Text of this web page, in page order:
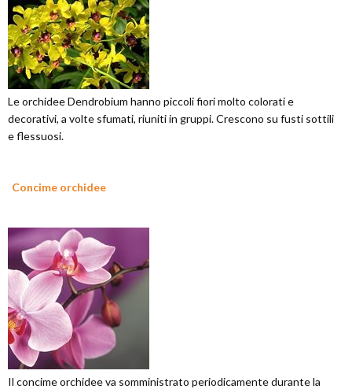
Le orchidee Dendrobium hanno piccoli fiori molto colorati e
decorativi, a volte sfumati, riuniti in gruppi. Crescono su fusti sottili
e flessuosi.
Concime orchidee
Il concime orchidee va somministrato periodicamente durante la